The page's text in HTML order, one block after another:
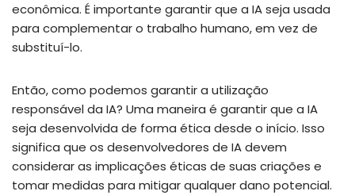
econômica. É importante garantir que a IA seja usada
para complementar o trabalho humano, em vez de
substituí-lo.
Então, como podemos garantir a utilização
responsável da IA? Uma maneira é garantir que a IA
seja desenvolvida de forma ética desde o início. Isso
significa que os desenvolvedores de IA devem
considerar as implicações éticas de suas criações e
tomar medidas para mitigar qualquer dano potencial.